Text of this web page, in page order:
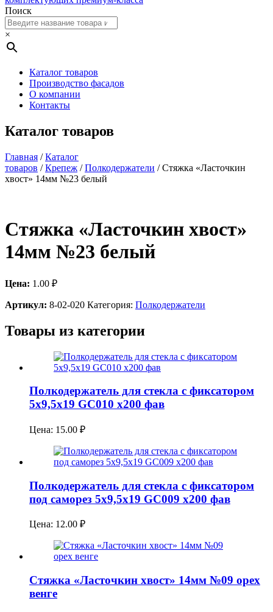
Поиск
×
Каталог товаров
Производство фасадов
О компании
Контакты
Каталог товаров
Главная /Каталог
товаров /Крепеж /Полкодержатели / Стяжка «Ласточкин
хвост» 14мм №23 белый
Стяжка «Ласточкин хвост»
14мм №23 белый
Цена: 1.00 ₽
Артикул: 8-02-020 Категория: Полкодержатели
Товары из категории
Полкодержатель для стекла с фиксатором
5х9,5х19 GC010 х200 фав
Цена: 15.00 ₽
Полкодержатель для стекла с фиксатором
под саморез 5х9,5х19 GC009 х200 фав
Цена: 12.00 ₽
Стяжка «Ласточкин хвост» 14мм №09 орех
венге